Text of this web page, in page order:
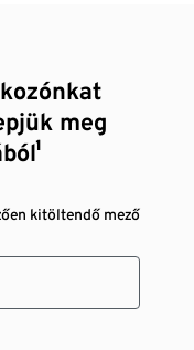
meg
kitöltendő mező